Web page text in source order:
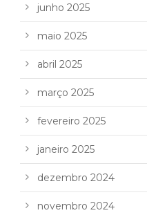
junho 2025
maio 2025
abril 2025
março 2025
fevereiro 2025
janeiro 2025
dezembro 2024
novembro 2024